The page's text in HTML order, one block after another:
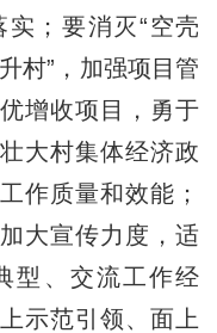
；要消灭“空壳
村”，加强项目管
增收项目，勇于
大村集体经济政
作质量和效能；
大宣传力度，适
型、交流工作经
示范引领、面上